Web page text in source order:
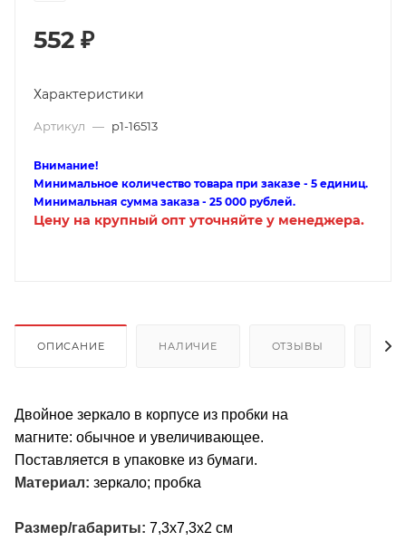
552 ₽
Характеристики
Артикул — p1-16513
Внимание!
Минимальное количество товара при заказе - 5 единиц.
Минимальная сумма заказа - 25 000 рублей.
Цену на крупный опт уточняйте у менеджера.
ОПИСАНИЕ НАЛИЧИЕ ОТЗЫВЫ
Двойное зеркало в корпусе из пробки на
магните: обычное и увеличивающее.
Поставляется в упаковке из бумаги.
Материал: зеркало; пробка
Размер/габариты: 7,3x7,3x2 см